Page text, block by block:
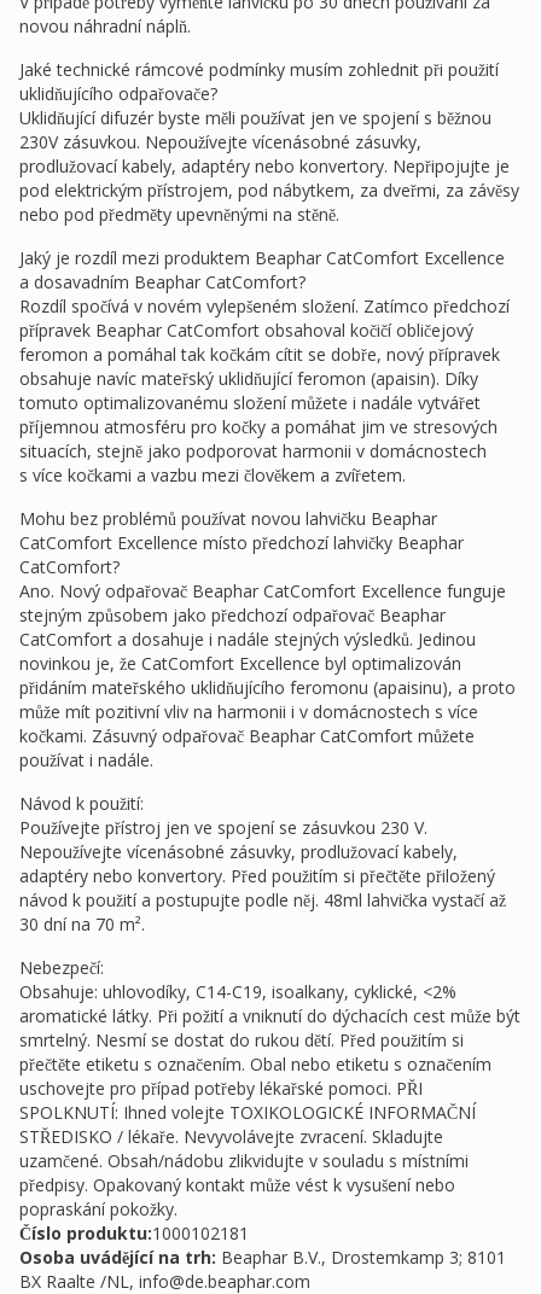
novou náhradní náplň.
Jaké technické rámcové podmínky musím zohlednit při použití
uklidňujícího odpařovače?
Uklidňující difuzér byste měli používat jen ve spojení s běžnou
230V zásuvkou. Nepoužívejte vícenásobné zásuvky,
prodlužovací kabely, adaptéry nebo konvertory. Nepřipojujte je
pod elektrickým přístrojem, pod nábytkem, za dveřmi, za závěsy
nebo pod předměty upevněnými na stěně.
Jaký je rozdíl mezi produktem Beaphar CatComfort Excellence
a dosavadním Beaphar CatComfort?
Rozdíl spočívá v novém vylepšeném složení. Zatímco předchozí
přípravek Beaphar CatComfort obsahoval kočičí obličejový
feromon a pomáhal tak kočkám cítit se dobře, nový přípravek
obsahuje navíc mateřský uklidňující feromon (apaisin). Díky
tomuto optimalizovanému složení můžete i nadále vytvářet
příjemnou atmosféru pro kočky a pomáhat jim ve stresových
situacích, stejně jako podporovat harmonii v domácnostech
s více kočkami a vazbu mezi člověkem a zvířetem.
Mohu bez problémů používat novou lahvičku Beaphar
CatComfort Excellence místo předchozí lahvičky Beaphar
CatComfort?
Ano. Nový odpařovač Beaphar CatComfort Excellence funguje
stejným způsobem jako předchozí odpařovač Beaphar
CatComfort a dosahuje i nadále stejných výsledků. Jedinou
novinkou je, že CatComfort Excellence byl optimalizován
přidáním mateřského uklidňujícího feromonu (apaisinu), a proto
může mít pozitivní vliv na harmonii i v domácnostech s více
kočkami. Zásuvný odpařovač Beaphar CatComfort můžete
používat i nadále.
Návod k použití:
Používejte přístroj jen ve spojení se zásuvkou 230 V.
Nepoužívejte vícenásobné zásuvky, prodlužovací kabely,
adaptéry nebo konvertory. Před použitím si přečtěte přiložený
návod k použití a postupujte podle něj. 48ml lahvička vystačí až
30 dní na 70 m².
Nebezpečí:
Obsahuje: uhlovodíky, C14-C19, isoalkany, cyklické, <2%
aromatické látky. Při požití a vniknutí do dýchacích cest může být
smrtelný. Nesmí se dostat do rukou dětí. Před použitím si
přečtěte etiketu s označením. Obal nebo etiketu s označením
uschovejte pro případ potřeby lékařské pomoci. PŘI
SPOLKNUTÍ: Ihned volejte TOXIKOLOGICKÉ INFORMAČNÍ
STŘEDISKO / lékaře. Nevyvolávejte zvracení. Skladujte
uzamčené. Obsah/nádobu zlikvidujte v souladu s místními
předpisy. Opakovaný kontakt může vést k vysušení nebo
popraskání pokožky.
Číslo produktu:1000102181
Osoba uvádějící na trh: Beaphar B.V., Drostemkamp 3; 8101
BX Raalte /NL, info@de.beaphar.com